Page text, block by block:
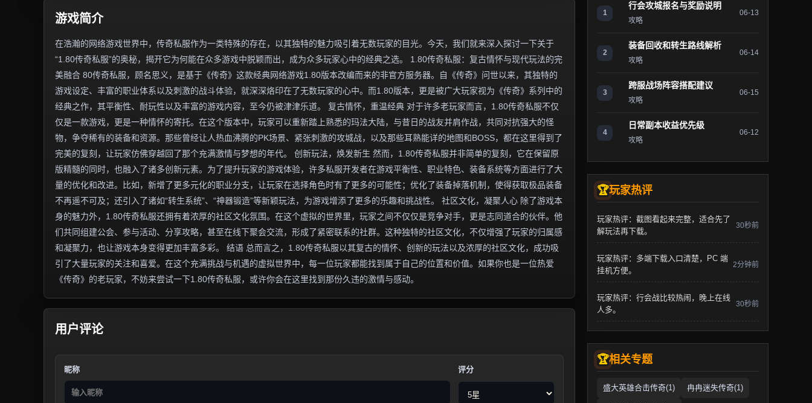
游戏简介
在浩瀚的网络游戏世界中，传奇私服作为一类特殊的存在，以其独特的魅力吸引着无数玩家的目光。今天，我们就来深入探讨一下关于
“1.80传奇私服”的奥秘，揭开它为何能在众多游戏中脱颖而出，成为众多玩家心中的经典之选。 1.80传奇私服：复古情怀与现代玩法的完
美融合 80传奇私服，顾名思义，是基于《传奇》这款经典网络游戏1.80版本改编而来的非官方服务器。自《传奇》问世以来，其独特的
游戏设定、丰富的职业体系以及刺激的战斗体验，就深深烙印在了无数玩家的心中。而1.80版本，更是被广大玩家视为《传奇》系列中的
经典之作，其平衡性、耐玩性以及丰富的游戏内容，至今仍被津津乐道。 复古情怀，重温经典 对于许多老玩家而言，1.80传奇私服不仅
仅是一款游戏，更是一种情怀的寄托。在这个版本中，玩家可以重新踏上熟悉的玛法大陆，与昔日的战友并肩作战，共同对抗强大的怪
物，争夺稀有的装备和资源。那些曾经让人热血沸腾的PK场景、紧张刺激的攻城战，以及那些耳熟能详的地图和BOSS，都在这里得到了
完美的复刻，让玩家仿佛穿越回了那个充满激情与梦想的年代。 创新玩法，焕发新生 然而，1.80传奇私服并非简单的复刻，它在保留原
版精髓的同时，也融入了诸多创新元素。为了提升玩家的游戏体验，许多私服开发者在游戏平衡性、职业特色、装备系统等方面进行了大
量的优化和改进。比如，新增了更多元化的职业分支，让玩家在选择角色时有了更多的可能性；优化了装备掉落机制，使得获取极品装备
不再遥不可及；还引入了诸如“转生系统”、“神器锻造”等新颖玩法，为游戏增添了更多的乐趣和挑战性。 社区文化，凝聚人心 除了游戏本
身的魅力外，1.80传奇私服还拥有着浓厚的社区文化氛围。在这个虚拟的世界里，玩家之间不仅仅是竞争对手，更是志同道合的伙伴。他
们共同组建公会、参与活动、分享攻略，甚至在线下聚会交流，形成了紧密联系的社群。这种独特的社区文化，不仅增强了玩家的归属感
和凝聚力，也让游戏本身变得更加丰富多彩。 结语 总而言之，1.80传奇私服以其复古的情怀、创新的玩法以及浓厚的社区文化，成功吸
引了大量玩家的关注和喜爱。在这个充满挑战与机遇的虚拟世界中，每一位玩家都能找到属于自己的位置和价值。如果你也是一位热爱
《传奇》的老玩家，不妨来尝试一下1.80传奇私服，或许你会在这里找到那份久违的激情与感动。
用户评论
昵称 评分
1
行会攻城报名与奖励说明
攻略
06-13
2
装备回收和转生路线解析
攻略
06-14
3
跨服战场阵容搭配建议
攻略
06-15
4
日常副本收益优先级
攻略
06-12
玩家热评
玩家热评：截图看起来完整，适合先了
解玩法再下载。
30秒前
玩家热评：多端下载入口清楚，PC 端
挂机方便。
2分钟前
玩家热评：行会战比较热闹，晚上在线
人多。
30秒前
相关专题
盛大英雄合击传奇(1) 冉冉迷失传奇(1)